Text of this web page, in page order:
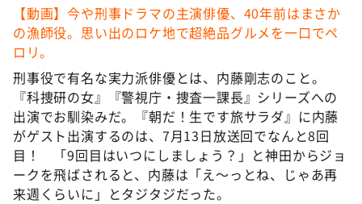
ぺこぱのまるスポ
アナ回覧板
【動画】今や刑事ドラマの主演俳優、40年前はまさか
の漁師役。思い出のロケ地で超絶品グルメを一口でペ
ロリ。
刑事役で有名な実力派俳優とは、内藤剛志のこと。
『科捜研の女』『警視庁・捜査一課長』シリーズへの
出演でお馴染みだ。『朝だ！生です旅サラダ』に内藤
がゲスト出演するのは、7月13日放送回でなんと8回
目！ 「9回目はいつにしましょう？」と神田からジョ
ークを飛ばされると、内藤は「え～っとね、じゃあ再
来週くらいに」とタジタジだった。